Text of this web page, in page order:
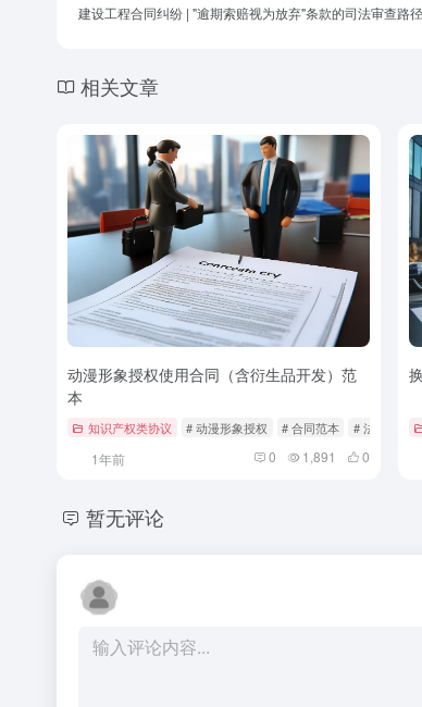
建设工程合同纠纷 | "逾期索赔视为放弃"条款的司法审查路
相关文章
动漫形象授权使用合同（含衍生品开发）范
本
知识产权类协议 # 动漫形象授权 # 合同范本 # 法律合规
1年前 0 1,891 0
暂无评论